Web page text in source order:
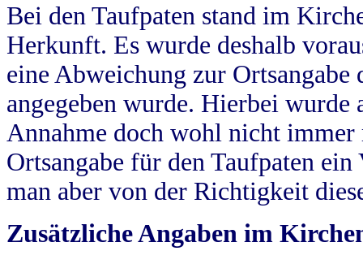
Bei den Taufpaten stand im
Herkunft. Es wurde deshalb
eine Abweichung zur
angegeben wurde. Hierbei wurde
Annahme doch wohl nicht
Ortsangabe für den Taufpaten
man aber von der Richtigkeit
Zusätzliche Angaben im